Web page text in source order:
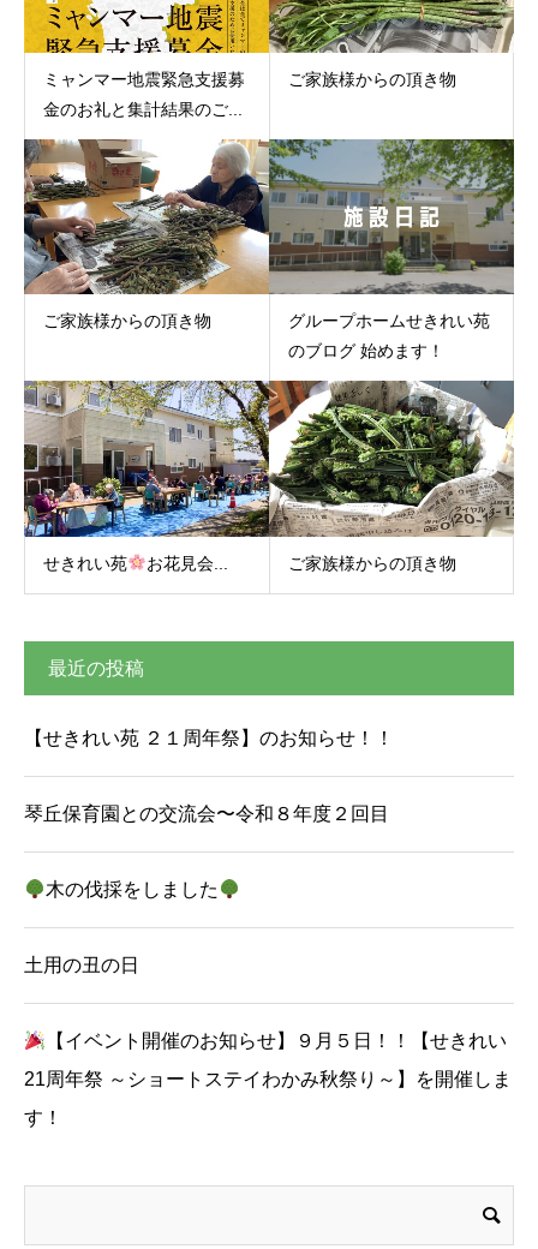
ミャンマー地震緊急支援募
金のお礼と集計結果のご...
ご家族様からの頂き物
ご家族様からの頂き物
グループホームせきれい苑
のブログ 始めます！
せきれい苑 お花見会... ご家族様からの頂き物
最近の投稿
【せきれい苑 ２１周年祭】のお知らせ！！
琴丘保育園との交流会〜令和８年度２回目
木の伐採をしました
土用の丑の日
【イベント開催のお知らせ】９月５日！！【せきれい
21周年祭 ～ショートステイわかみ秋祭り～】を開催しま
す！